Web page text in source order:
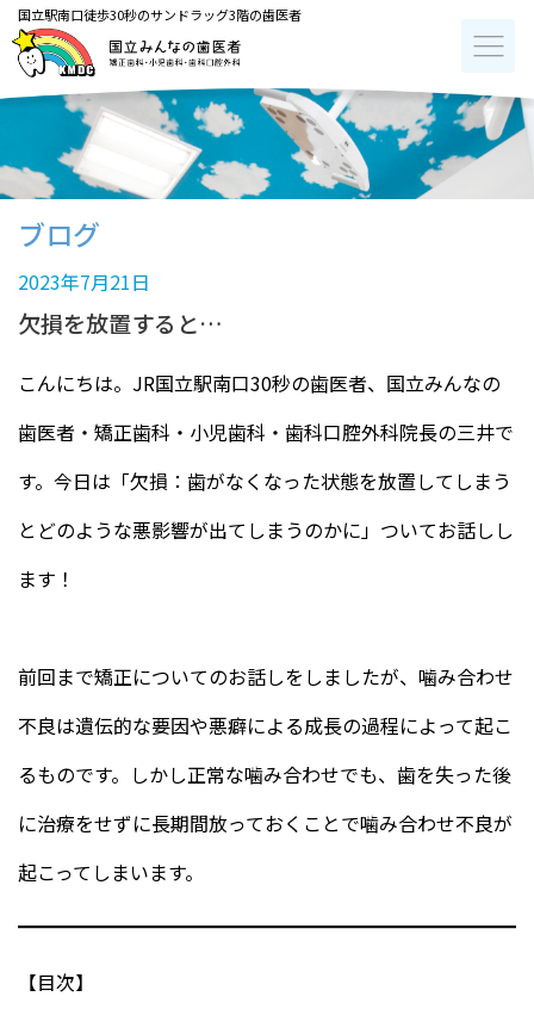
国立駅南口徒歩30秒のサンドラッグ3階の歯医者
ブログ
2023年7月21日
欠損を放置すると…
こんにちは。JR国立駅南口30秒の歯医者、国立みんなの
歯医者・矯正歯科・小児歯科・歯科口腔外科院長の三井で
す。今日は「欠損：歯がなくなった状態を放置してしまう
とどのような悪影響が出てしまうのかに」ついてお話しし
ます！
前回まで矯正についてのお話しをしましたが、噛み合わせ
不良は遺伝的な要因や悪癖による成長の過程によって起こ
るものです。しかし正常な噛み合わせでも、歯を失った後
に治療をせずに長期間放っておくことで噛み合わせ不良が
起こってしまいます。
【目次】